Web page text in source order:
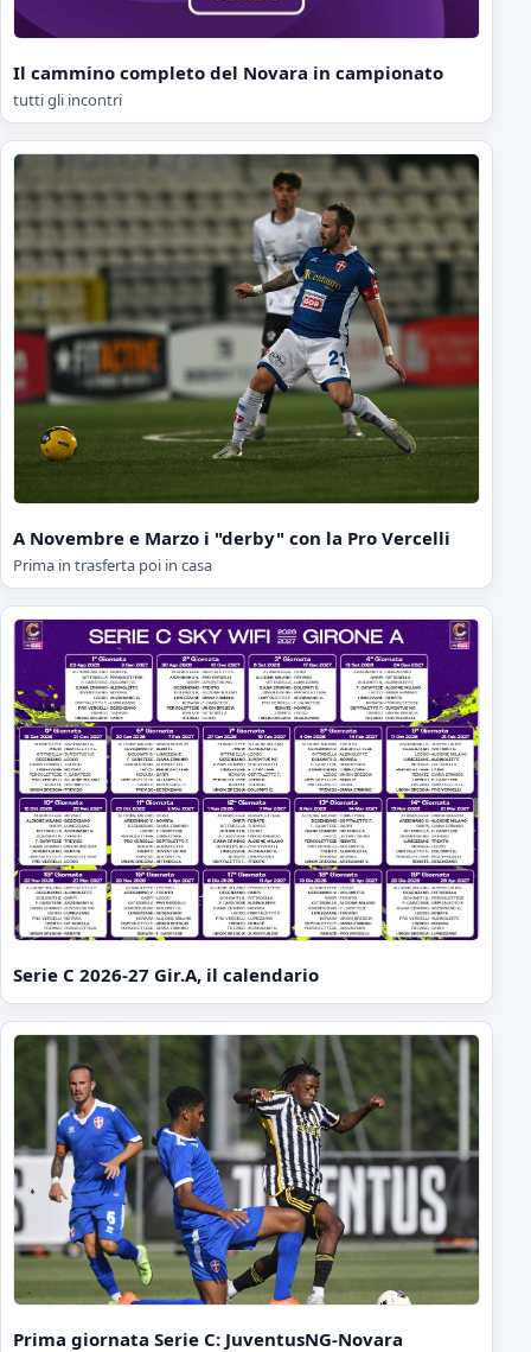
Il cammino completo del Novara in campionato
tutti gli incontri
A Novembre e Marzo i "derby" con la Pro Vercelli
Prima in trasferta poi in casa
Serie C 2026-27 Gir.A, il calendario
Prima giornata Serie C: JuventusNG-Novara